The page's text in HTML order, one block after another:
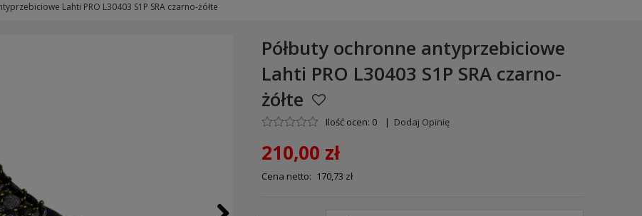
Lahti PRO L30403 S1P SRA czarno-żółte
Półbuty ochronne antyprzebiciowe
Lahti PRO L30403 S1P SRA czarno-
żółte
Ilość ocen: 0 | Dodaj Opinię
210,00 zł
Cena netto: 170,73 zł